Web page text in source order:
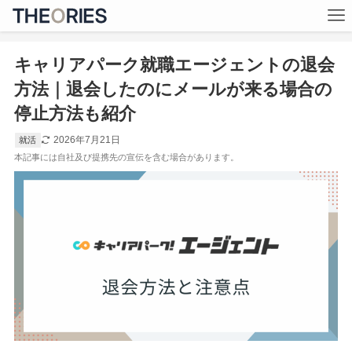
キャリアパーク就職エージェントの退会
方法｜退会したのにメールが来る場合の
停止方法も紹介
就活 2026年7月21日